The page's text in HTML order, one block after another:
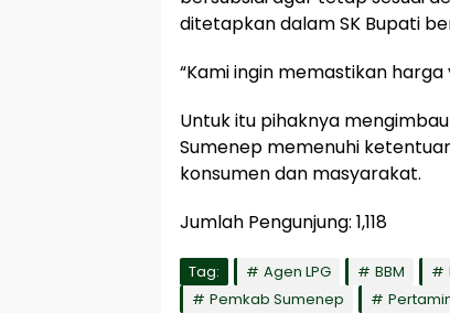
ditetapkan dalam SK Bupati
“Kami ingin memastikan
Untuk itu pihaknya
Sumenep memenuhi
konsumen dan masyarakat.
Jumlah Pengunjung: 1,118
Tag: Agen LPG BBM
Pemkab Sumenep